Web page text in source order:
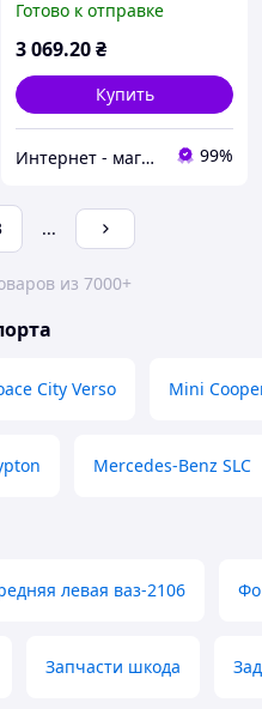
C507-01-6B
Готово к отправке
3 069.20₴
Купить
Интернет - магазин Автозапчасти 99%
...
из 7000+
City Verso Mini
Mercedes-Benz SLC
левая ваз-2106
Запчасти шкода